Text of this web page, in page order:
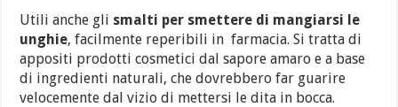
Utili anche gli smalti per smettere di mangiarsi le
unghie, facilmente reperibili in farmacia. Si tratta di
appositi prodotti cosmetici dal sapore amaro e a base
di ingredienti naturali, che dovrebbero far guarire
velocemente dal vizio di mettersi le dita in bocca.